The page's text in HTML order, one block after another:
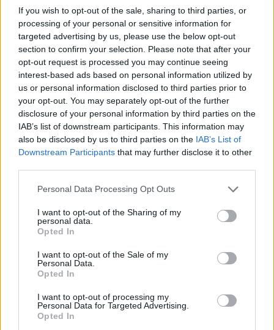
If you wish to opt-out of the sale, sharing to third parties, or
processing of your personal or sensitive information for
targeted advertising by us, please use the below opt-out
section to confirm your selection. Please note that after your
opt-out request is processed you may continue seeing
interest-based ads based on personal information utilized by
us or personal information disclosed to third parties prior to
your opt-out. You may separately opt-out of the further
disclosure of your personal information by third parties on the
IAB’s list of downstream participants. This information may
also be disclosed by us to third parties on the IAB’s List of
Downstream Participants that may further disclose it to other
Personal Data Processing Opt Outs
I want to opt-out of the Sharing of my
personal data.
Opted In
I want to opt-out of the Sale of my
Personal Data.
Opted In
I want to opt-out of processing my
Personal Data for Targeted Advertising.
Opted In